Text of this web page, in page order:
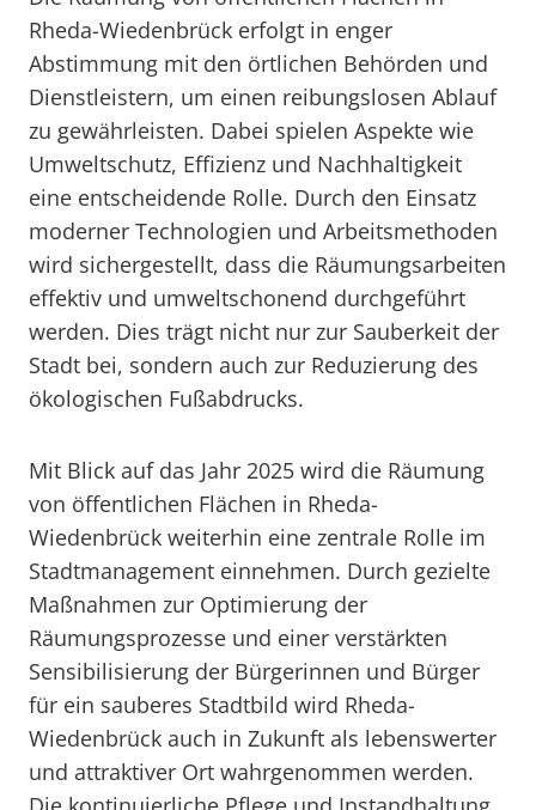
Rheda-Wiedenbrück erfolgt in enger
Abstimmung mit den örtlichen Behörden und
Dienstleistern, um einen reibungslosen Ablauf
zu gewährleisten. Dabei spielen Aspekte wie
Umweltschutz, Effizienz und Nachhaltigkeit
eine entscheidende Rolle. Durch den Einsatz
moderner Technologien und Arbeitsmethoden
wird sichergestellt, dass die Räumungsarbeiten
effektiv und umweltschonend durchgeführt
werden. Dies trägt nicht nur zur Sauberkeit der
Stadt bei, sondern auch zur Reduzierung des
ökologischen Fußabdrucks.
Mit Blick auf das Jahr 2025 wird die Räumung
von öffentlichen Flächen in Rheda-
Wiedenbrück weiterhin eine zentrale Rolle im
Stadtmanagement einnehmen. Durch gezielte
Maßnahmen zur Optimierung der
Räumungsprozesse und einer verstärkten
Sensibilisierung der Bürgerinnen und Bürger
für ein sauberes Stadtbild wird Rheda-
Wiedenbrück auch in Zukunft als lebenswerter
und attraktiver Ort wahrgenommen werden.